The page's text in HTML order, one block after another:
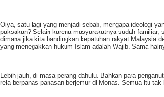
Oiya, satu lagi yang menjadi sebab, mengapa ideologi
paksakan? Selain karena masyarakatnya sudah
dimana jika kita bandingkan kepatuhan rakyat Malaysia
yang menegakkan hukum Islam adalah Wajib. Sama
Lebih jauh, di masa perang dahulu. Bahkan para
rela berpanas panasan berjemur di Monas. Semua itu